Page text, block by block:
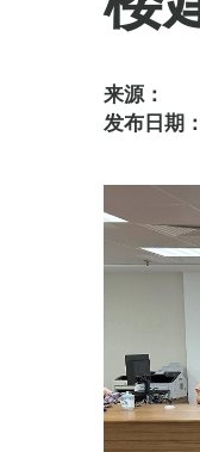
来源：
发布日期：